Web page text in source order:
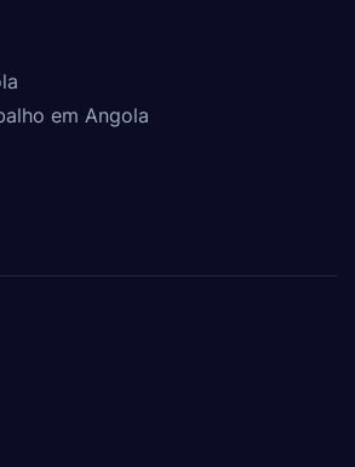
em Angola